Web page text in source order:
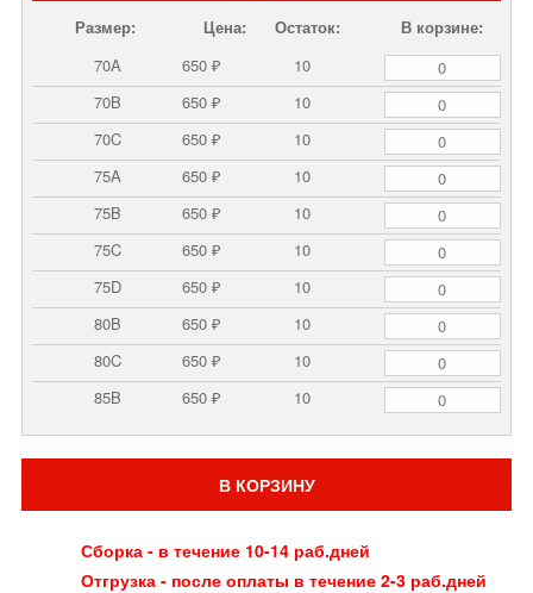
Размер:
Цена: Остаток:
В корзине:
70A
650 ₽
10
70B
650 ₽
10
70C
650 ₽
10
75A
650 ₽
10
75B
650 ₽
10
75C
650 ₽
10
75D
650 ₽
10
80B
650 ₽
10
80C
650 ₽
10
85B
650 ₽ 10
В КОРЗИНУ
Сборка - в течение 10-14 раб.дней
Отгрузка - после оплаты в течение 2-3 раб.дней